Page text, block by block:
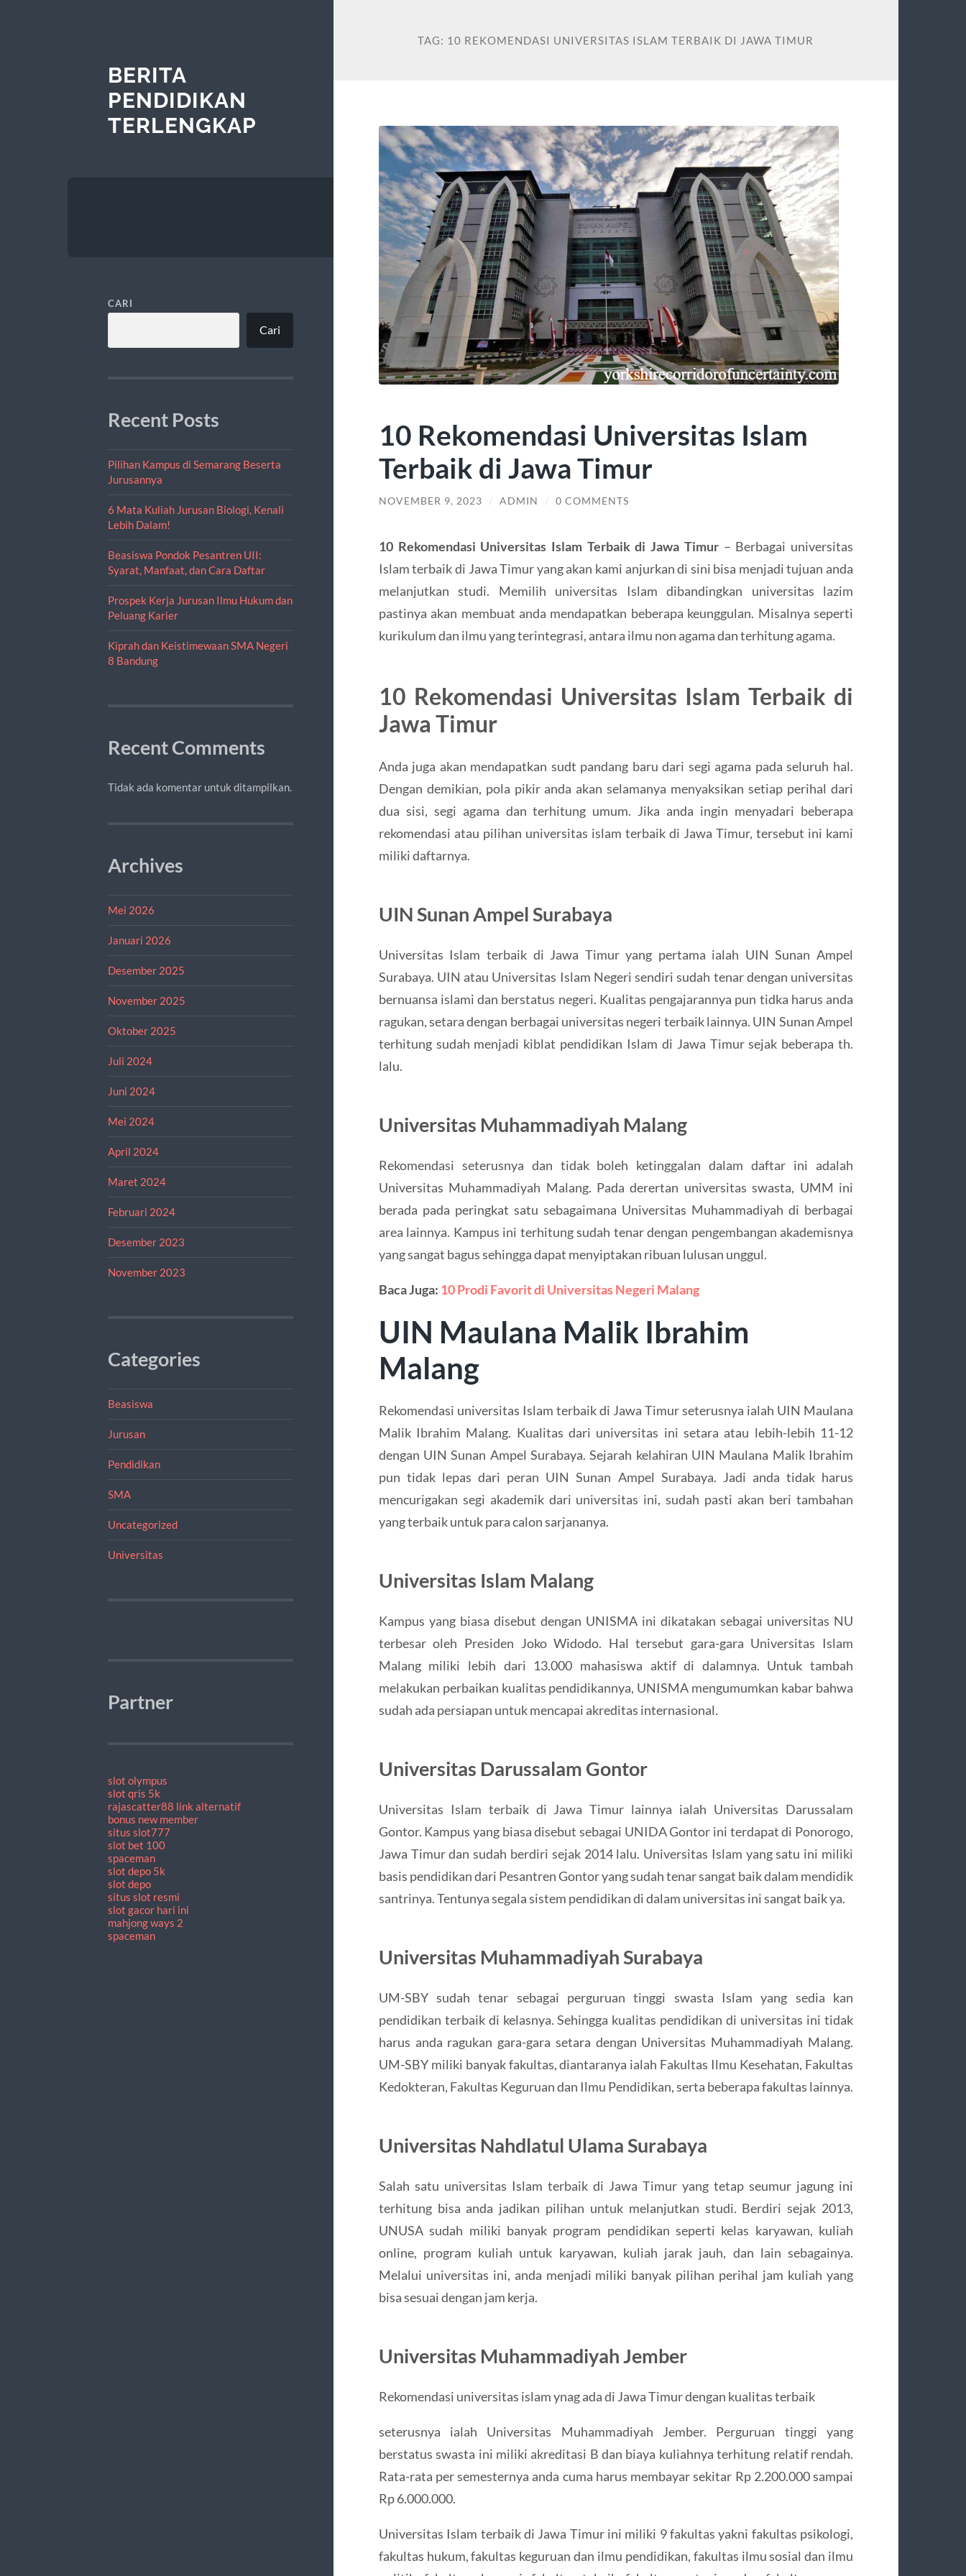
BERITA
PENDIDIKAN
TERLENGKAP
CARI
Cari
Recent Posts
Pilihan Kampus di Semarang Beserta
Jurusannya
6 Mata Kuliah Jurusan Biologi, Kenali
Lebih Dalam!
Beasiswa Pondok Pesantren UII:
Syarat, Manfaat, dan Cara Daftar
Prospek Kerja Jurusan Ilmu Hukum dan
Peluang Karier
Kiprah dan Keistimewaan SMA Negeri
8 Bandung
Recent Comments
Tidak ada komentar untuk ditampilkan.
Archives
Mei 2026
Januari 2026
Desember 2025
November 2025
Oktober 2025
Juli 2024
Juni 2024
Mei 2024
April 2024
Maret 2024
Februari 2024
Desember 2023
November 2023
Categories
Beasiswa
Jurusan
Pendidikan
SMA
Uncategorized
Universitas
Partner
slot olympus
slot qris 5k
rajascatter88 link alternatif
bonus new member
situs slot777
slot bet 100
spaceman
slot depo 5k
slot depo
situs slot resmi
slot gacor hari ini
mahjong ways 2
spaceman
TAG: 10 REKOMENDASI UNIVERSITAS ISLAM TERBAIK DI JAWA TIMUR
10 Rekomendasi Universitas Islam
Terbaik di Jawa Timur
NOVEMBER 9, 2023 / ADMIN / 0 COMMENTS
10 Rekomendasi Universitas Islam Terbaik di Jawa Timur– Berbagai universitas
Islam terbaik di Jawa Timur yang akan kami anjurkan di sini bisa menjadi tujuan anda
melanjutkan studi. Memilih universitas Islam dibandingkan universitas lazim
pastinya akan membuat anda mendapatkan beberapa keunggulan. Misalnya seperti
kurikulum dan ilmu yang terintegrasi, antara ilmu non agama dan terhitung agama.
10 Rekomendasi Universitas Islam Terbaik di
Jawa Timur
Anda juga akan mendapatkan sudt pandang baru dari segi agama pada seluruh hal.
Dengan demikian, pola pikir anda akan selamanya menyaksikan setiap perihal dari
dua sisi, segi agama dan terhitung umum. Jika anda ingin menyadari beberapa
rekomendasi atau pilihan universitas islam terbaik di Jawa Timur, tersebut ini kami
miliki daftarnya.
UIN Sunan Ampel Surabaya
Universitas Islam terbaik di Jawa Timur yang pertama ialah UIN Sunan Ampel
Surabaya. UIN atau Universitas Islam Negeri sendiri sudah tenar dengan universitas
bernuansa islami dan berstatus negeri. Kualitas pengajarannya pun tidka harus anda
ragukan, setara dengan berbagai universitas negeri terbaik lainnya. UIN Sunan Ampel
terhitung sudah menjadi kiblat pendidikan Islam di Jawa Timur sejak beberapa th.
lalu.
Universitas Muhammadiyah Malang
Rekomendasi seterusnya dan tidak boleh ketinggalan dalam daftar ini adalah
Universitas Muhammadiyah Malang. Pada derertan universitas swasta, UMM ini
berada pada peringkat satu sebagaimana Universitas Muhammadiyah di berbagai
area lainnya. Kampus ini terhitung sudah tenar dengan pengembangan akademisnya
yang sangat bagus sehingga dapat menyiptakan ribuan lulusan unggul.
Baca Juga: 10 Prodi Favorit di Universitas Negeri Malang
UIN Maulana Malik Ibrahim
Malang
Rekomendasi universitas Islam terbaik di Jawa Timur seterusnya ialah UIN Maulana
Malik Ibrahim Malang. Kualitas dari universitas ini setara atau lebih-lebih 11-12
dengan UIN Sunan Ampel Surabaya. Sejarah kelahiran UIN Maulana Malik Ibrahim
pun tidak lepas dari peran UIN Sunan Ampel Surabaya. Jadi anda tidak harus
mencurigakan segi akademik dari universitas ini, sudah pasti akan beri tambahan
yang terbaik untuk para calon sarjananya.
Universitas Islam Malang
Kampus yang biasa disebut dengan UNISMA ini dikatakan sebagai universitas NU
terbesar oleh Presiden Joko Widodo. Hal tersebut gara-gara Universitas Islam
Malang miliki lebih dari 13.000 mahasiswa aktif di dalamnya. Untuk tambah
melakukan perbaikan kualitas pendidikannya, UNISMA mengumumkan kabar bahwa
sudah ada persiapan untuk mencapai akreditas internasional.
Universitas Darussalam Gontor
Universitas Islam terbaik di Jawa Timur lainnya ialah Universitas Darussalam
Gontor. Kampus yang biasa disebut sebagai UNIDA Gontor ini terdapat di Ponorogo,
Jawa Timur dan sudah berdiri sejak 2014 lalu. Universitas Islam yang satu ini miliki
basis pendidikan dari Pesantren Gontor yang sudah tenar sangat baik dalam mendidik
santrinya. Tentunya segala sistem pendidikan di dalam universitas ini sangat baik ya.
Universitas Muhammadiyah Surabaya
UM-SBY sudah tenar sebagai perguruan tinggi swasta Islam yang sedia kan
pendidikan terbaik di kelasnya. Sehingga kualitas pendidikan di universitas ini tidak
harus anda ragukan gara-gara setara dengan Universitas Muhammadiyah Malang.
UM-SBY miliki banyak fakultas, diantaranya ialah Fakultas Ilmu Kesehatan, Fakultas
Kedokteran, Fakultas Keguruan dan Ilmu Pendidikan, serta beberapa fakultas lainnya.
Universitas Nahdlatul Ulama Surabaya
Salah satu universitas Islam terbaik di Jawa Timur yang tetap seumur jagung ini
terhitung bisa anda jadikan pilihan untuk melanjutkan studi. Berdiri sejak 2013,
UNUSA sudah miliki banyak program pendidikan seperti kelas karyawan, kuliah
online, program kuliah untuk karyawan, kuliah jarak jauh, dan lain sebagainya.
Melalui universitas ini, anda menjadi miliki banyak pilihan perihal jam kuliah yang
bisa sesuai dengan jam kerja.
Universitas Muhammadiyah Jember
Rekomendasi universitas islam ynag ada di Jawa Timur dengan kualitas terbaik
seterusnya ialah Universitas Muhammadiyah Jember. Perguruan tinggi yang
berstatus swasta ini miliki akreditasi B dan biaya kuliahnya terhitung relatif rendah.
Rata-rata per semesternya anda cuma harus membayar sekitar Rp 2.200.000 sampai
Rp 6.000.000.
Universitas Islam terbaik di Jawa Timur ini miliki 9 fakultas yakni fakultas psikologi,
fakultas hukum, fakultas keguruan dan ilmu pendidikan, fakultas ilmu sosial dan ilmu